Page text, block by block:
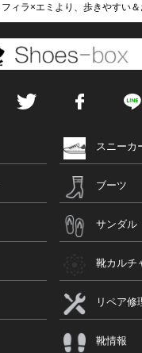
フィラ×エミより、歩きやすい＆
スニーカ
ブーツ
サンダル
靴カルチ
リペア修
靴情報